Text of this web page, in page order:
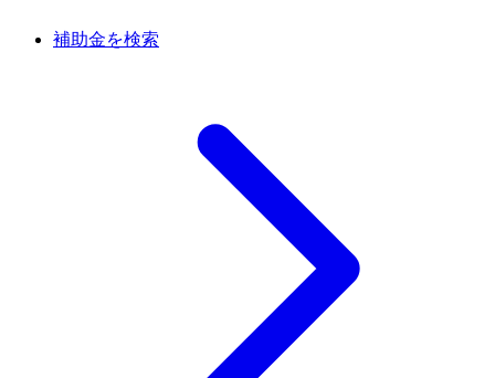
補助金を検索